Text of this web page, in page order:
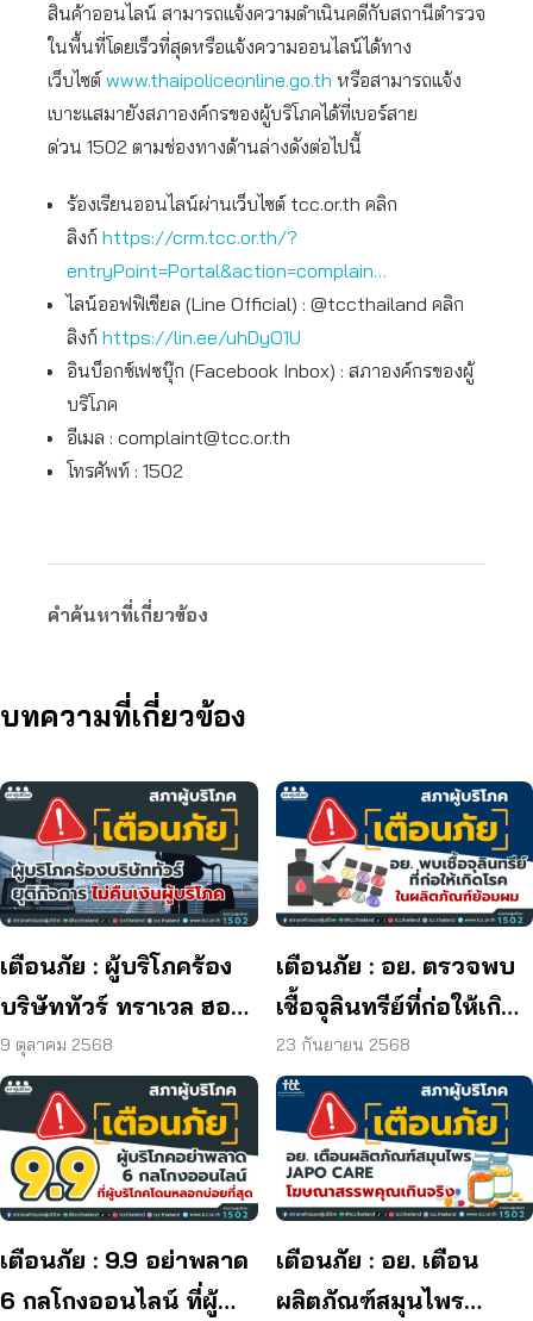
สินค้าออนไลน์ สามารถแจ้งความดำเนินคดีกับสถานีตำรวจ
ในพื้นที่โดยเร็วที่สุดหรือแจ้งความออนไลน์ได้ทาง
เว็บไซต์ www.thaipoliceonline.go.th หรือสามารถแจ้ง
เบาะแสมายังสภาองค์กรของผู้บริโภคได้ที่เบอร์สาย
ด่วน 1502 ตามช่องทางด้านล่างดังต่อไปนี้
ร้องเรียนออนไลน์ผ่านเว็บไซต์ tcc.or.th คลิก
ลิงก์ https://crm.tcc.or.th/?
entryPoint=Portal&action=complain…
ไลน์ออฟฟิเชียล (Line Official) : @tccthailand คลิก
ลิงก์ https://lin.ee/uhDyO1U
อินบ็อกซ์เฟซบุ๊ก (Facebook Inbox) : สภาองค์กรของผู้
บริโภค
อีเมล : complaint@tcc.or.th
โทรศัพท์ : 1502
คำค้นหาที่เกี่ยวข้อง
บทความที่เกี่ยวข้อง
เตือนภัย : ผู้บริโภคร้อง
บริษัททัวร์ ทราเวล ฮอลิ
เดย์ ยุติกิจการ ไม่คืนเงิน
ผู้บริโภค
9 ตุลาคม 2568
เตือนภัย : อย. ตรวจพบ
เชื้อจุลินทรีย์ที่ก่อให้เกิด
โรค และพบแบคทีเรีย
ยีสต์ และรา เกิน
มาตรฐานกำหนด ใน
ผลิตภัณฑ์ย้อมผม
23 กันยายน 2568
เตือนภัย : 9.9 อย่าพลาด
6 กลโกงออนไลน์ ที่ผู้
เตือนภัย : อย. เตือน
ผลิตภัณฑ์สมุนไพร